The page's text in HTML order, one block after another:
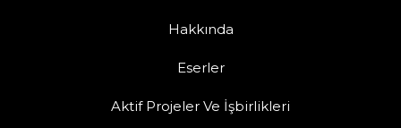
Hakkında
Eserler
Aktif Projeler Ve İşbirlikleri